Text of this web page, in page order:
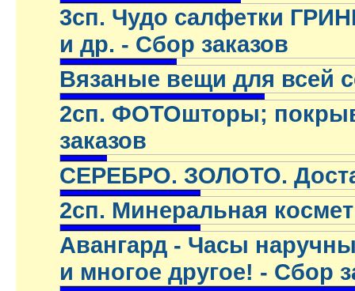
3сп. Чудо салфетки
и др. - Сбор заказов
Вязаные вещи для всей
2сп. ФОТОшторы;
заказов
СЕРЕБРО. ЗОЛОТО.
2сп. Минеральная
Авангард - Часы
и многое другое! - Сбор